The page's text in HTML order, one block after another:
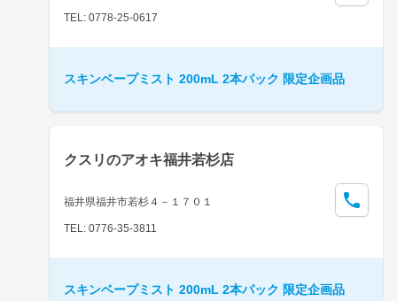
TEL: 0778-25-0617
スキンベープミスト 200mL 2本パック 限定企画品
クスリのアオキ福井若杉店
福井県福井市若杉４－１７０１
TEL: 0776-35-3811
スキンベープミスト 200mL 2本パック 限定企画品